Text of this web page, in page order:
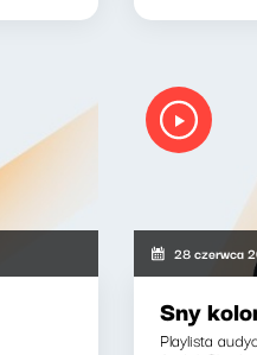
28 czerwca
Sny
Playlista